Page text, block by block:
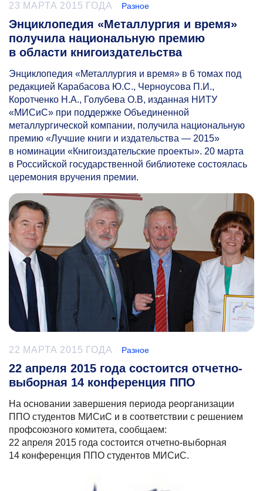
23 МАРТА 2015 ГОДА Разное
Энциклопедия «Металлургия и время»
получила национальную премию
в области книгоиздательства
Энциклопедия «Металлургия и время» в 6 томах под
редакцией Карабасова Ю.С., Черноусова П.И.,
Коротченко Н.А., Голубева О.В, изданная НИТУ
«МИСиС» при поддержке Объединенной
металлургической компании, получила национальную
премию «Лучшие книги и издательства — 2015»
в номинации «Книгоиздательские проекты». 20 марта
в Российской государственной библиотеке состоялась
церемония вручения премии.
22 МАРТА 2015 ГОДА Разное
22 апреля 2015 года состоится отчетно-
выборная 14 конференция ППО
На основании завершения периода реорганизации
ППО студентов МИСиС и в соответствии с решением
профсоюзного комитета, сообщаем:
22 апреля 2015 года состоится отчетно-выборная
14 конференция ППО студентов МИСиС.